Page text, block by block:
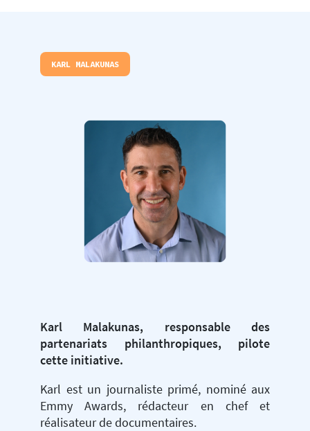
KARL MALAKUNAS
Karl Malakunas, responsable des
partenariats philanthropiques, pilote
cette initiative.
Karl est un journaliste primé, nominé aux
Emmy Awards, rédacteur en chef et
réalisateur de documentaires.